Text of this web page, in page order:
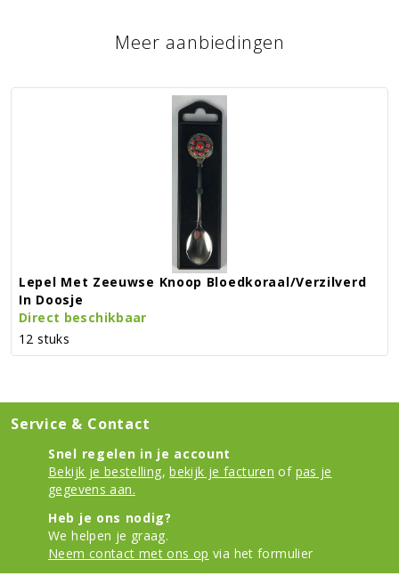
Meer aanbiedingen
Lepel Met Zeeuwse Knoop Bloedkoraal/verzilverd
In Doosje
Direct beschikbaar
12 stuks
Service & Contact
Snel regelen in je account
Bekijk je bestelling, bekijk je facturen of pas je
gegevens aan.
Heb je ons nodig?
We helpen je graag.
Neem contact met ons op via het formulier